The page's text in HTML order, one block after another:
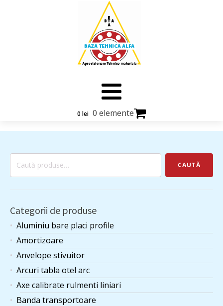
0 lei 0 elemente
Caută
CAUTĂ
Categorii de produse
Aluminiu bare placi profile
Amortizoare
Anvelope stivuitor
Arcuri tabla otel arc
Axe calibrate rulmenti liniari
Banda transportoare